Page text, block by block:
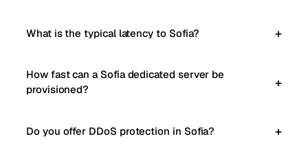
What is the typical latency to Sofia?
How fast can a Sofia dedicated server be
provisioned?
Do you offer DDoS protection in Sofia?